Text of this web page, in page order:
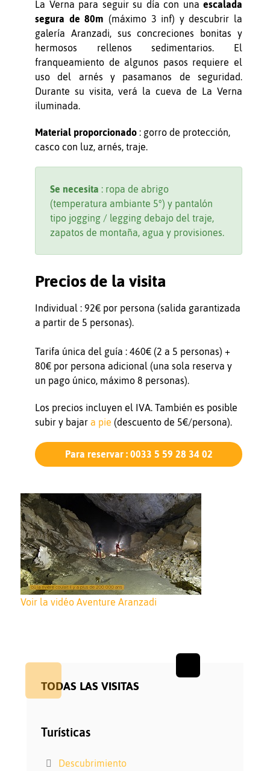
La Verna para seguir su día con una escalada
segura de 80m (máximo 3 inf) y descubrir la
galería Aranzadi, sus concreciones bonitas y
hermosos rellenos sedimentarios. El
franqueamiento de algunos pasos requiere el
uso del arnés y pasamanos de seguridad.
Durante su visita, verá la cueva de La Verna
iluminada.
Material proporcionado : gorro de protección,
casco con luz, arnés, traje.
Se necesita : ropa de abrigo
(temperatura ambiante 5°) y pantalón
tipo jogging / legging debajo del traje,
zapatos de montaña, agua y provisiones.
Precios de la visita
Individual : 92€ por persona (salida garantizada
a partir de 5 personas).
Tarifa única del guía : 460€ (2 a 5 personas) +
80€ por persona adicional (una sola reserva y
un pago único, máximo 8 personas).
Los precios incluyen el IVA. También es posible
subir y bajar a pie (descuento de 5€/persona).
Para reservar : 0033 5 59 28 34 02
Voir la vidéo Aventure Aranzadi
TODAS LAS VISITAS
Turísticas
Descubrimiento